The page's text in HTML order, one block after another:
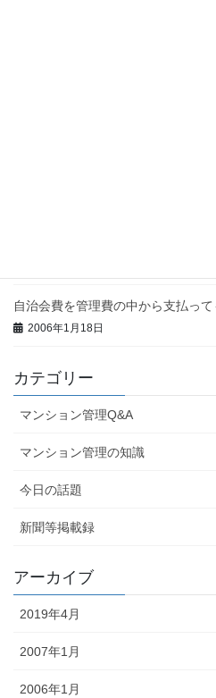
自治会費を管理費の中から支払っ
2006年1月18日
カテゴリー
マンション管理Q&A
マンション管理の知識
今日の話題
新聞等掲載録
アーカイブ
2019年4月
2007年1月
2006年1月